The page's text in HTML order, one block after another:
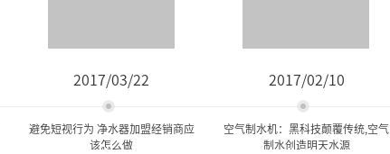
2017/03/22
避免短视行为 净水器加盟经销商应
该怎么做
2017/02/10
空气制水机：黑科技颠覆传统,空气
制水创造明天水源